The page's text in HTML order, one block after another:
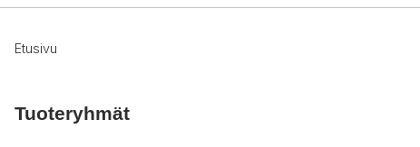
Etusivu
Tuoteryhmät